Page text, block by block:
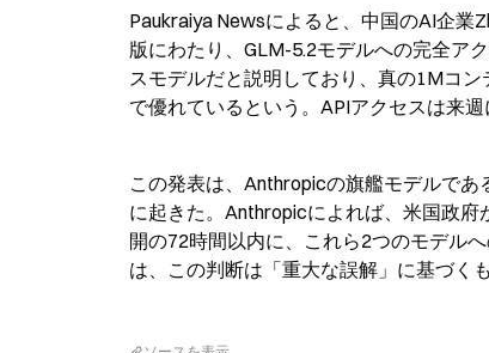
Paukraiya Newsによると、中国のAI企業
版にわたり、GLM-5.2モデルへの完全ア
スモデルだと説明しており、真の1Mコ
で優れているという。APIアクセスは来
この発表は、Anthropicの旗艦モデルで
に起きた。Anthropicによれば、米国政
開の72時間以内に、これら2つのモデル
は、この判断は「重大な誤解」に基づく